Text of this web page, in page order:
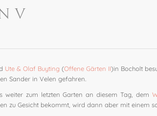
V
Ute & Olaf Buyting (Offene Gärten II)in Bocholt
Sander in Velen gefahren.
weiter zum letzten Garten an diesem Tag, dem
Gesicht bekommt, wird dann aber mit einem